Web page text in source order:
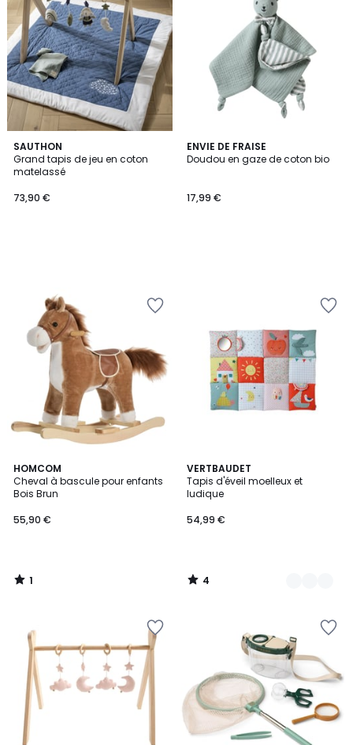
SAUTHON
Grand tapis de jeu en coton
matelassé
73,90 €
ENVIE DE FRAISE
Doudou en gaze de coton bio
17,99 €
HOMCOM
Cheval à bascule pour enfants
Bois Brun
55,90 €
1
/
5
1
/
VERTBAUDET
Tapis d'éveil moelleux et
ludique
54,99 €
4
/
5
3
Couleurs
4
/